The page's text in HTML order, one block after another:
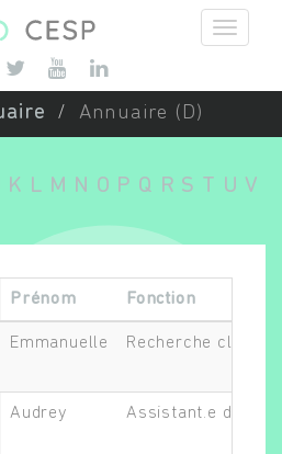
Saisissez vos mots-clés
Annuaire (D)
K L M N O P Q R S T U V
Prénom Fonction
Emmanuelle Recherche clinique
Audrey Assistant.e de